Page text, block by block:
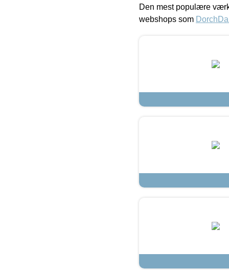
Den mest populære
webshops som